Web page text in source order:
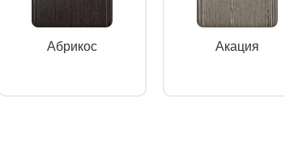
Абрикос Акация